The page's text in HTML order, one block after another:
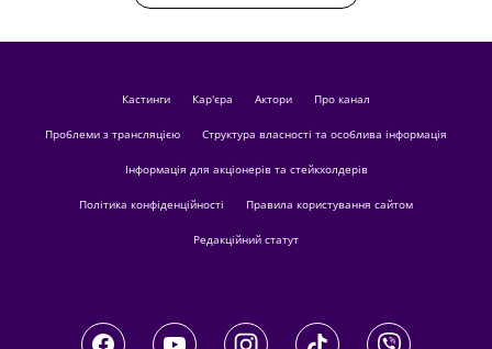
кастинги Кар'єра актори Про канал
Проблеми з трансляцією Структура власності та особлива інформація
Інформація для акціонерів та стейкхолдерів
Політика конфіденційності Правила користування сайтом
Редакційний статут